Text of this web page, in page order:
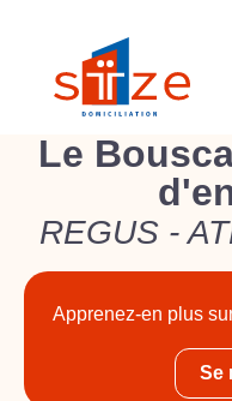
Le
REGUS -
Apprenez-en plus
Se